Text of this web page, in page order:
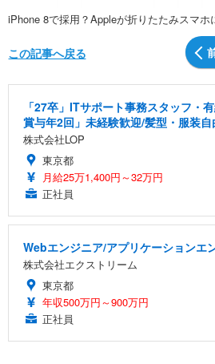
iPhone 8で採用？Appleが折りたたみスマホ
この記事へ戻る
「27卒」ITサポート事務スタッフ・
賞与年2回」未経験歓迎/髪型・服装
株式会社LOP
東京都
月給25万1,400円～32万円
正社員
Webエンジニア/アプリケーションエ
株式会社エクストリーム
東京都
年収500万円～900万円
正社員